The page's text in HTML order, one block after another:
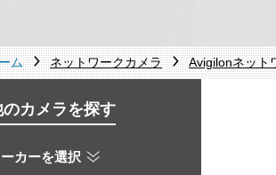
ム ネットワークカメラ Avigilonネット
のカメラを探す
ーカーを選択